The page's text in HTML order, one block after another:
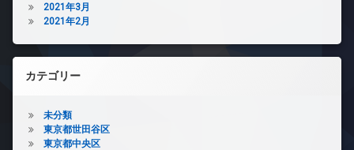
2021年3月
2021年2月
カテゴリー
未分類
東京都世田谷区
東京都中央区